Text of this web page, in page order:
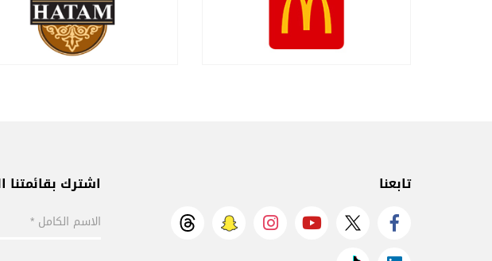
تابعنا اشترك بقائمتنا